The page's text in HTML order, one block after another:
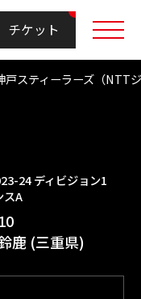
チケット
戸スティーラーズ（
24 ディビジョン1
スA
鹿 (三重県)